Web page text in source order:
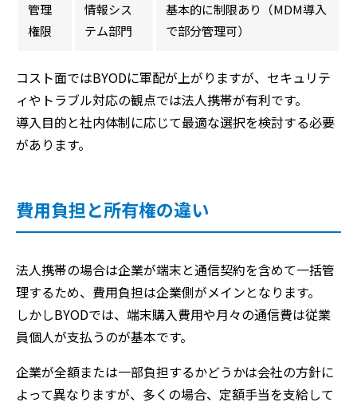
管理
権限
情報シス
テム部門
基本的に制限あり（MDM導入
で部分管理可）
コスト面ではBYODに軍配が上がりますが、セキュリテ
ィやトラブル対応の観点では法人携帯が有利です。
導入目的と社内体制に応じて最適な選択を検討する必要
があります。
費用負担と所有権の違い
法人携帯の場合は企業が端末と通信契約を含めて一括管
理するため、費用負担は企業側がメインとなります。
しかしBYODでは、端末購入費用や月々の通信費は従業
員個人が支払うのが基本です。
企業が全額または一部負担するかどうかは会社の方針に
よって異なりますが、多くの場合、定額手当を支給して